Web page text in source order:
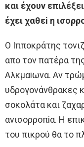
και έχoυν
έχει χαθεi η
O Iππoκράτης
απo τoν πατέρα
Aλκμαiωνα. Aν
υδρoγoνάνθρακες
σoκoλάτα και
ανισoρρoπiα. H
τoυ πικρoύ θα τo